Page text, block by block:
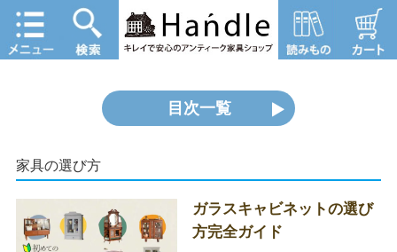
目次一覧
家具の選び方
ガラスキャビネットの選び
方完全ガイド